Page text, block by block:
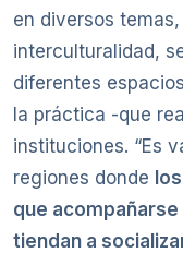
en diversos
interculturalidad,
diferentes
la práctica -que
instituciones. “Es
regiones donde
que
tiendan a